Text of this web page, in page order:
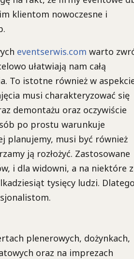
klientom nowoczesne i
eventserwis.com warto
ułatwiają nam całą
To istotne również w
musi charakteryzować się
demontażu oraz oczywiście
po prostu warunkuje
planujemy, musi być również
ją rozłożyć. Zastosowane
i dla widowni, a na niektóre z
tysięcy ludzi. Dlatego
plenerowych, dożynkach,
oraz na imprezach